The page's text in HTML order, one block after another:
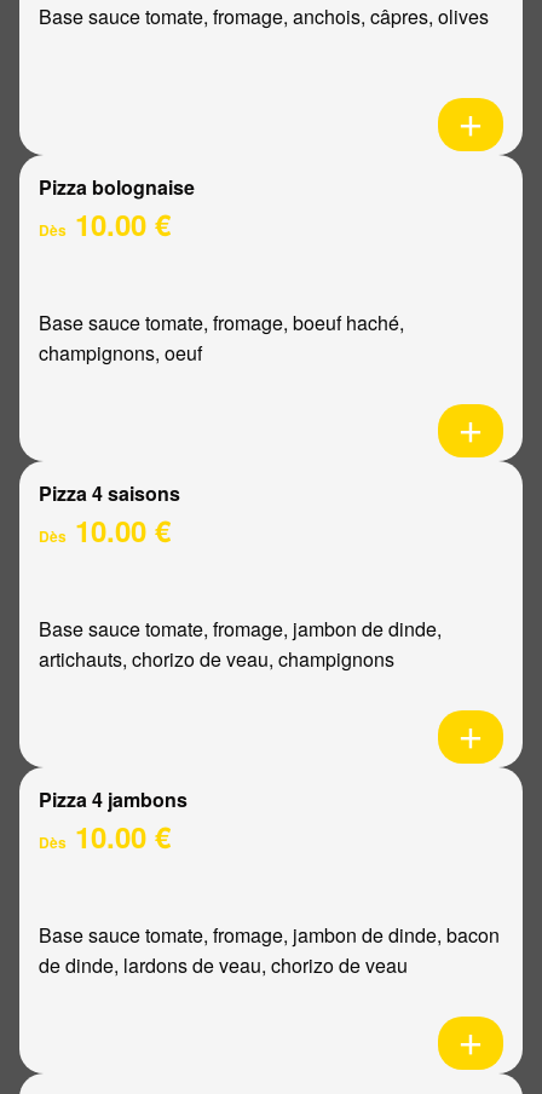
Base sauce tomate, fromage, anchois, câpres, olives
Pizza bolognaise
Dès 10.00 €
Base sauce tomate, fromage, boeuf haché,
champignons, oeuf
Pizza 4 saisons
Dès 10.00 €
Base sauce tomate, fromage, jambon de dinde,
artichauts, chorizo de veau, champignons
Pizza 4 jambons
Dès 10.00 €
Base sauce tomate, fromage, jambon de dinde, bacon
de dinde, lardons de veau, chorizo de veau